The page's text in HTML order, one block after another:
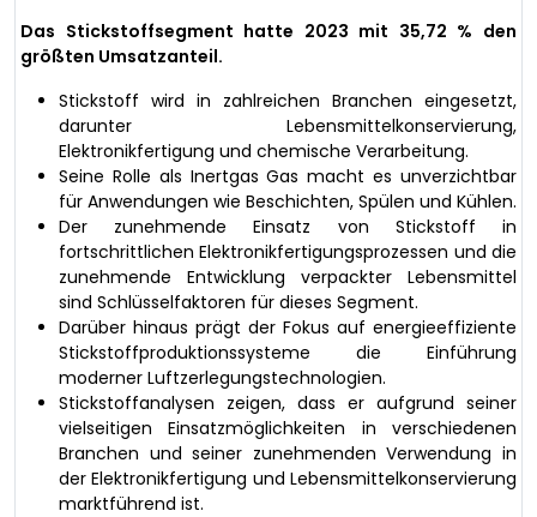
Das Stickstoffsegment hatte 2023 mit 35,72 % den
größten Umsatzanteil.
Stickstoff wird in zahlreichen Branchen eingesetzt,
darunter Lebensmittelkonservierung,
Elektronikfertigung und chemische Verarbeitung.
Seine Rolle als Inertgas Gas macht es unverzichtbar
für Anwendungen wie Beschichten, Spülen und Kühlen.
Der zunehmende Einsatz von Stickstoff in
fortschrittlichen Elektronikfertigungsprozessen und die
zunehmende Entwicklung verpackter Lebensmittel
sind Schlüsselfaktoren für dieses Segment.
Darüber hinaus prägt der Fokus auf energieeffiziente
Stickstoffproduktionssysteme die Einführung
moderner Luftzerlegungstechnologien.
Stickstoffanalysen zeigen, dass er aufgrund seiner
vielseitigen Einsatzmöglichkeiten in verschiedenen
Branchen und seiner zunehmenden Verwendung in
der Elektronikfertigung und Lebensmittelkonservierung
marktführend ist.